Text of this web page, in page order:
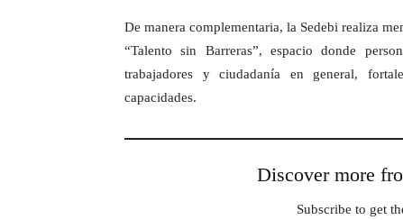
De manera complementaria, la Sedebi realiza
“Talento sin Barreras”, espacio donde
trabajadores y ciudadanía en general,
capacidades.
Discover more
Subscribe to get